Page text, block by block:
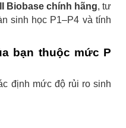
Biobase chính hãng, tư
sinh học P1–P4 và tính
bạn thuộc mức P
định mức độ rủi ro sinh